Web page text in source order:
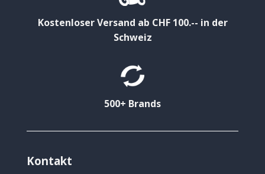
Kostenloser Versand ab CHF 100.-- in der
Schweiz
500+ Brands
Kontakt